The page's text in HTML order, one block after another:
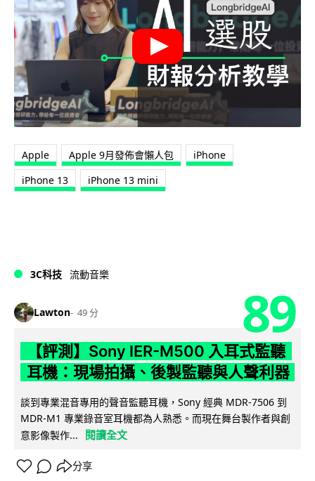
Apple Apple 9月發佈會懶人包
iPhone
iPhone 13
iPhone 13 mini
3C科技 流動音樂
Lawton 49 分 89
【評測】Sony IER-M500 入耳式監聽
耳機：現場拍攝、後製監聽與人聲利器
談到專業混音專用的聲音監聽耳機，Sony 經典 MDR-7506 到
MDR-M1 專業錄音室耳機都為人熟悉。而現在舞台製作者與創
意影像製作...
閱讀全文
分享